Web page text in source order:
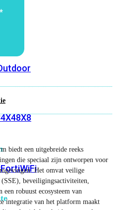
4X48X8
FortiWiFi
biedt een uitgebreide reeks
die speciaal zijn ontworpen voor
Het omvat veilige
beveiligingsactiviteiten,
robuust ecosysteem van
integratie van het platform maakt